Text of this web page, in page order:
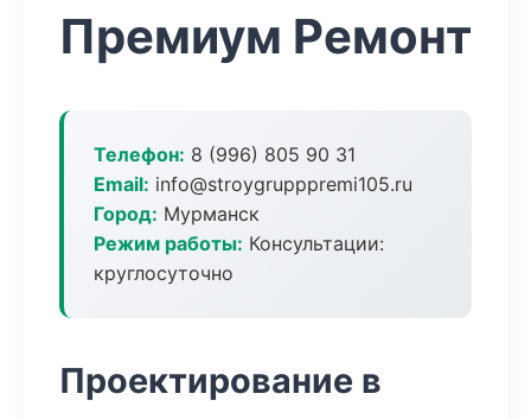
Премиум Ремонт
Телефон: 8 (996) 805 90 31
Email: info@stroygrupppremi105.ru
Город: Мурманск
Режим работы: Консультации:
круглосуточно
Проектирование в